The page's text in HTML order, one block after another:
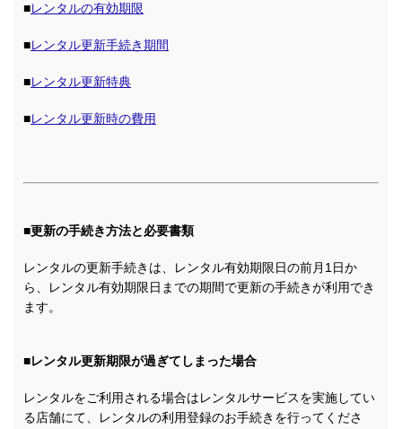
■レンタルの有効期限
■レンタル更新手続き期間
■レンタル更新特典
■レンタル更新時の費用
■更新の手続き方法と必要書類
レンタルの更新手続きは、レンタル有効期限日の前月1日か
ら、レンタル有効期限日までの期間で更新の手続きが利用でき
ます。
■レンタル更新期限が過ぎてしまった場合
レンタルをご利用される場合はレンタルサービスを実施してい
る店舗にて、レンタルの利用登録のお手続きを行ってくださ